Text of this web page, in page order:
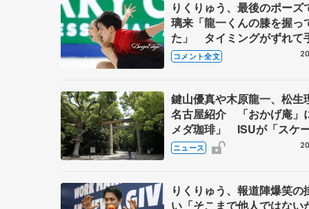
りくりゅう、最後のポーズ
璃来「龍一くんの膝を握っ
た」 タイミングがずれて
きそうになり、木原龍一「
えたから」 【GPファイ
コメント全文
鍵山優真や木原龍一、松生
名古屋紹介 「おかげ庵」
メダ珈琲」 ISUが「スケ
ズ・シティ・ガイド」
ニュース
りくりゅう、報道陣爆笑の
い「そこまで他人ではない